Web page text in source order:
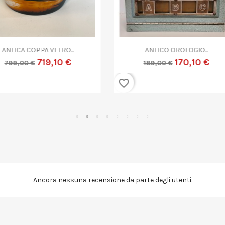
Anteprima
ANTICO CESTINO VINTAGE...
99,00 € 89,10 €
Anteprima
GRANDE VASO VETRO
199,00 € 179,10 €
favorite_border
Ancora nessuna recensione da parte degli utenti.